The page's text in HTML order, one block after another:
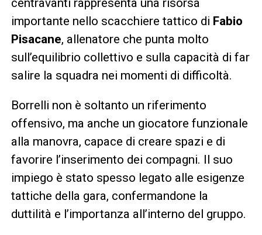
centravanti rappresenta una risorsa
importante nello scacchiere tattico di Fabio
Pisacane, allenatore che punta molto
sull’equilibrio collettivo e sulla capacità di far
salire la squadra nei momenti di difficoltà.
Borrelli non è soltanto un riferimento
offensivo, ma anche un giocatore funzionale
alla manovra, capace di creare spazi e di
favorire l’inserimento dei compagni. Il suo
impiego è stato spesso legato alle esigenze
tattiche della gara, confermandone la
duttilità e l’importanza all’interno del gruppo.